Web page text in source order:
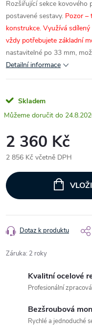
Rozšiřující sekce kovového
postavené sestavy. Pozor –
konstrukce. Využívá
vždy potřebujete základní
nastavitelné po 33 mm,
Detailní informace
Skladem
2 360 Kč
2 856 Kč včetně DPH
cena:
Dotaz k produktu
Záruka: 2 roky
Kvalitní ocelové
Profesionální
Bezšroubová
Rychlé a jednoduché